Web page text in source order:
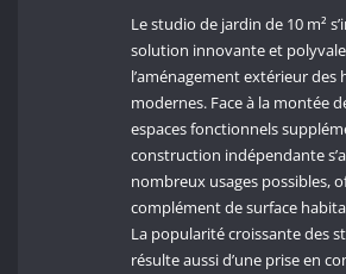
Le studio de jardin de 10 m²
solution innovante et
l’aménagement extérieur des
modernes. Face à la montée
espaces fonctionnels
construction indépendante
nombreux usages possibles,
complément de surface
La popularité croissante des
résulte aussi d’une prise en